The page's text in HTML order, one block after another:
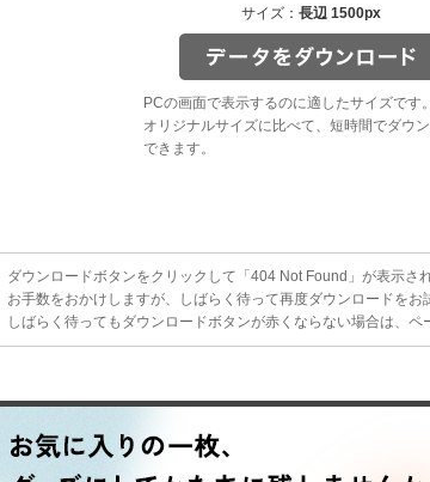
サイズ： 長辺 1500px
PCの画面で表示するのに適したサイズです。
オリジナルサイズに比べて、短時間でダウ
できます。
ダウンロードボタンをクリックして「404 Not Found」が表示さ
お手数をおかけしますが、しばらく待って再度ダウンロードをお
しばらく待ってもダウンロードボタンが赤くならない場合は、